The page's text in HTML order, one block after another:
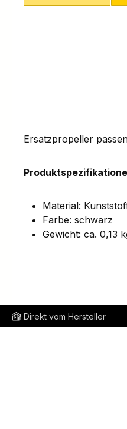
Ersatzpropeller
Material:
Farbe: schwarz
Gewicht: ca. 0,13
Direkt vom Hersteller